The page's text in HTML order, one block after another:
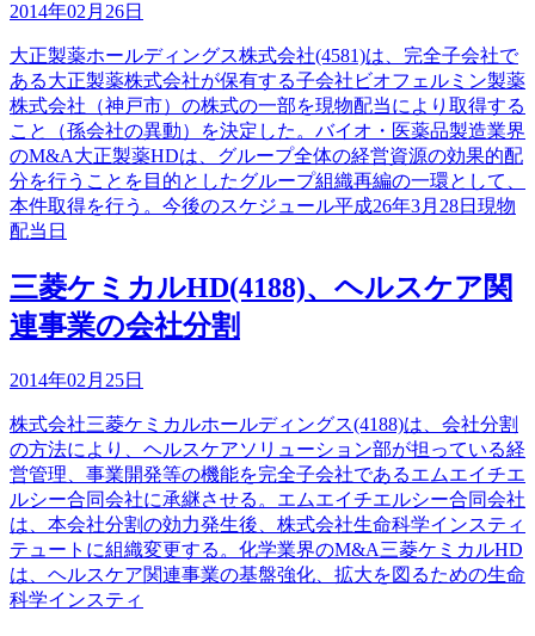
2014年02月26日
大正製薬ホールディングス株式会社(4581)は、完全子会社で
ある大正製薬株式会社が保有する子会社ビオフェルミン製薬
株式会社（神戸市）の株式の一部を現物配当により取得する
こと（孫会社の異動）を決定した。バイオ・医薬品製造業界
のM&A大正製薬HDは、グループ全体の経営資源の効果的配
分を行うことを目的としたグループ組織再編の一環として、
本件取得を行う。今後のスケジュール平成26年3月28日現物
配当日
三菱ケミカルHD(4188)、ヘルスケア関
連事業の会社分割
2014年02月25日
株式会社三菱ケミカルホールディングス(4188)は、会社分割
の方法により、ヘルスケアソリューション部が担っている経
営管理、事業開発等の機能を完全子会社であるエムエイチエ
ルシー合同会社に承継させる。エムエイチエルシー合同会社
は、本会社分割の効力発生後、株式会社生命科学インスティ
テュートに組織変更する。化学業界のM&A三菱ケミカルHD
は、ヘルスケア関連事業の基盤強化、拡大を図るための生命
科学インスティ